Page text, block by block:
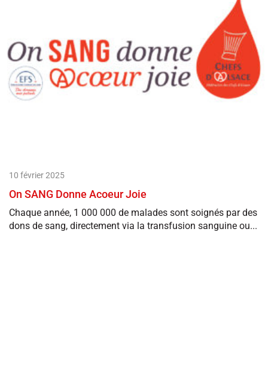
10 février 2025
On SANG Donne Acoeur Joie
Chaque année, 1 000 000 de malades sont soignés par des
dons de sang, directement via la transfusion sanguine ou...